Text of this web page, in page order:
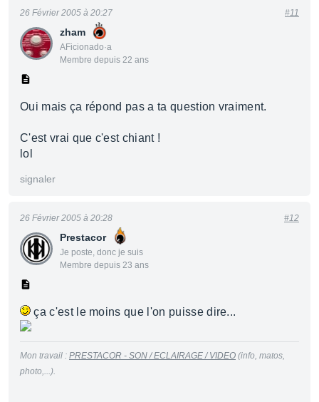
zham
AFicionado·a
Membre depuis 22 ans
26 Février 2005 à 20:27 #11
Oui mais ça répond pas a ta question vraiment.
C'est vrai que c'est chiant !
lol
signaler
Prestacor
Je poste, donc je suis
Membre depuis 23 ans
26 Février 2005 à 20:28 #12
ça c'est le moins que l'on puisse dire...
Mon travail : PRESTACOR - SON / ECLAIRAGE / VIDEO (info, matos,
photo,...).